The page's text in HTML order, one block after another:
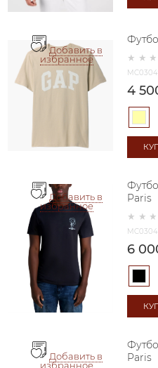
Добавить в
избранное
4
Добавить в
избранное
Paris
6
Добавить в
избранное
Paris